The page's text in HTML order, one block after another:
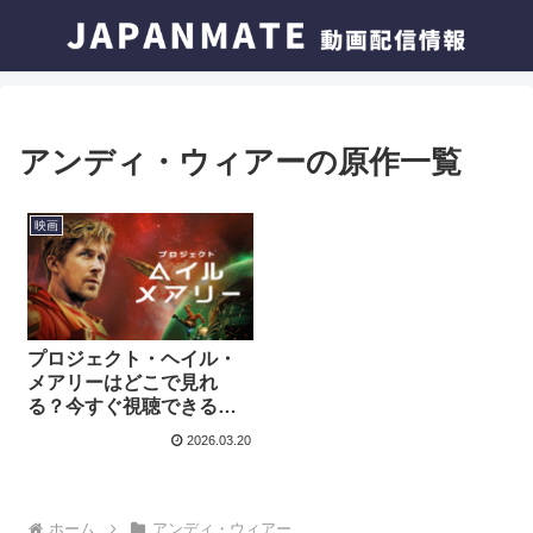
アンディ・ウィアーの原作一覧
映画
プロジェクト・ヘイル・
メアリーはどこで見れ
る？今すぐ視聴できる動
画配信サービスを紹介！
2026.03.20
ホーム アンディ・ウィアー